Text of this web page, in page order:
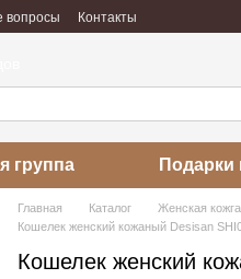
вопросы
Контакты
группа Подарки
Главная Каталог
Женская
Кошелек женский кожаный Desisan
Кошелек женский